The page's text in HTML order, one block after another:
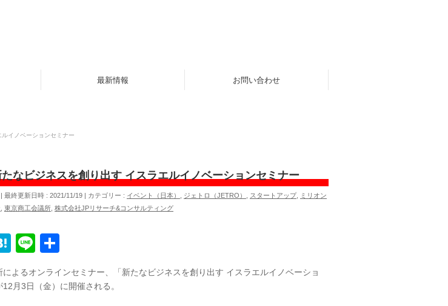
最新情報 お問い合わせ
イノベーションセミナー
なビジネスを創り出す イスラエルイノベーションセミナー
最終更新日時 : 2021/11/19 カテゴリー : イベント（日本） ジェトロ（JETRO） スタートアップ,
ミリオン
東京商工会議所 株式会社JPリサーチ&コンサルティング
Hatena
Line
よるオンラインセミナー、「新たなビジネスを創り出す イスラエルイノベーショ
月3日（金）に開催される。